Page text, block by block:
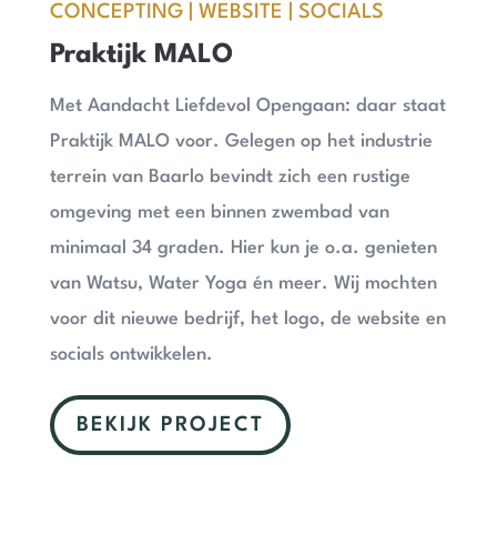
CONCEPTING | WEBSITE | SOCIALS
Praktijk MALO
Met Aandacht Liefdevol Opengaan: daar staat
Praktijk MALO voor. Gelegen op het industrie
terrein van Baarlo bevindt zich een rustige
omgeving met een binnen zwembad van
minimaal 34 graden. Hier kun je o.a. genieten
van Watsu, Water Yoga én meer. Wij mochten
voor dit nieuwe bedrijf, het logo, de website en
socials ontwikkelen.
BEKIJK PROJECT